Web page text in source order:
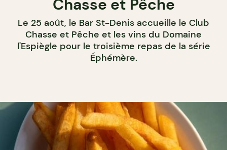
Chasse et Pêche
Le 25 août, le Bar St-Denis accueille le Club
Chasse et Pêche et les vins du Domaine
l'Espiègle pour le troisième repas de la série
Éphémère.